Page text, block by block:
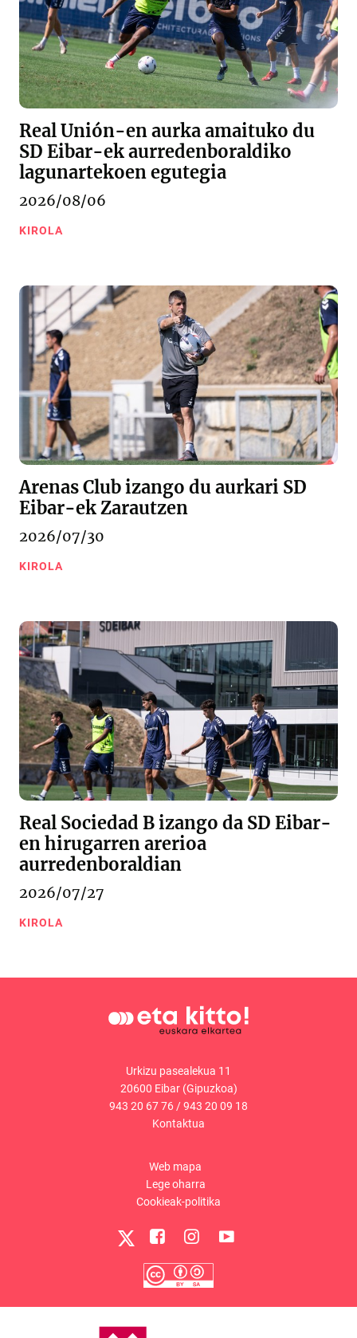
Real Unión-en aurka amaituko du
SD Eibar-ek aurredenboraldiko
lagunartekoen egutegia
2026/08/06
KIROLA
Arenas Club izango du aurkari SD
Eibar-ek Zarautzen
2026/07/30
KIROLA
Real Sociedad B izango da SD Eibar-
en hirugarren arerioa
aurredenboraldian
2026/07/27
KIROLA
Urkizu pasealekua 11
20600 Eibar (Gipuzkoa)
943 20 67 76/943 20 09 18
Kontaktua
Web mapa
Lege oharra
Cookieak-politika